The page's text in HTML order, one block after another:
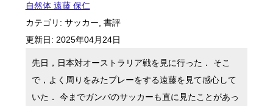
自然体 遠藤 保仁
カテゴリ: サッカー 書評
更新日: 2025年04月24日
先日，日本対オーストラリア戦を見に行った． そこ
で，よく周りをみたプレーをする遠藤を見て感心して
いた． 今までガンバのサッカーも直に見たことがあっ